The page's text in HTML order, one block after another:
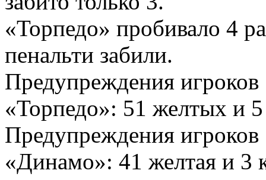
«Торпедо» пробивало 4
пенальти забили.
Предупреждения
«Торпедо»: 51 желтых и
Предупреждения игроков
«Динамо»: 41 желтая и 3